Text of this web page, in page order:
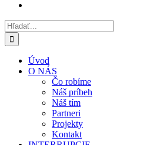
Hľadať:
Úvod
O NÁS
Čo robíme
Náš príbeh
Náš tím
Partneri
Projekty
Kontakt